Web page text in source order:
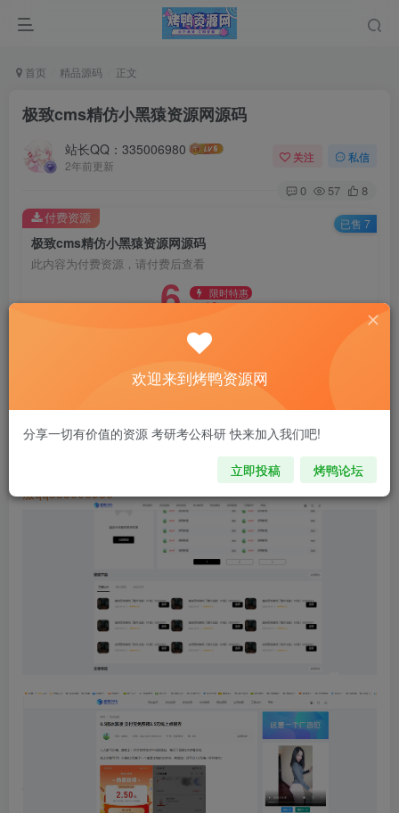
首页 精品源码 正文
极致cms精仿小黑猿资源网源码
站长QQ：335006980
2年前更新
关注 私信
0 57 8
极致cms精仿小黑猿资源网源码
此内容为付费资源，请付费后查看
￥6 限时特惠
￥10
立即购买
付费资源 已售 7
注意 请看本条重要信息： 解压密码:zy.kypeople.cn
请先登录再购买，购买后刷新页面即可，链接如果失效，请加客
服qq335006980
欢迎来到烤鸭资源网
分享一切有价值的资源 考研考公科研 快来加入我们吧!
立即投稿 烤鸭论坛